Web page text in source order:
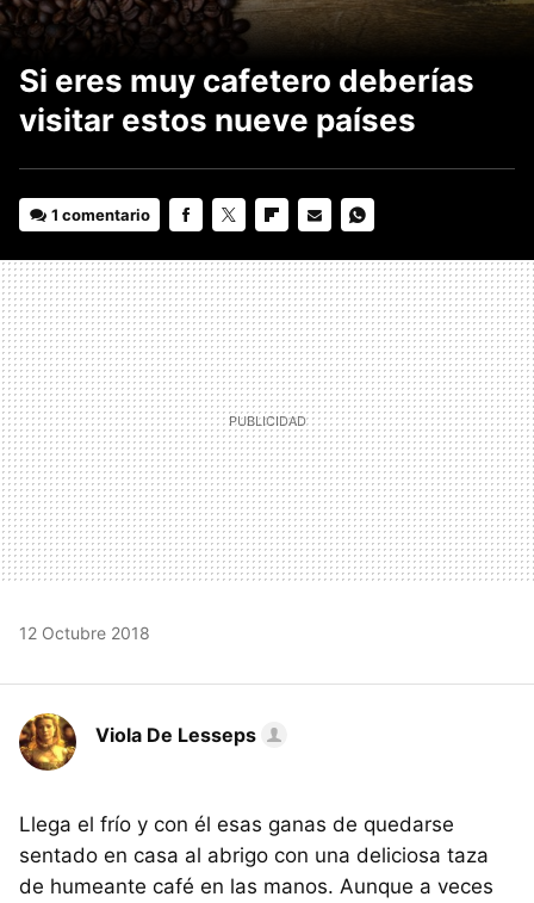
Si eres muy cafetero deberías
visitar estos nueve países
1 comentario
MAIL
12 Octubre 2018
Viola De Lesseps
Llega el frío y con él esas ganas de quedarse
sentado en casa al abrigo con una deliciosa taza
de humeante café en las manos. Aunque a veces